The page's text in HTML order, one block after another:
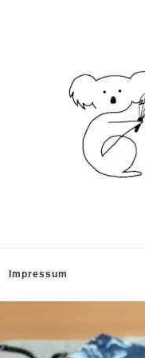
Impressum